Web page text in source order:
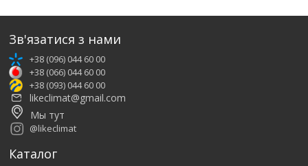
Зв'язатися з нами
+38 (096) 044 60 00
+38 (066) 044 60 00
+38 (093) 044 60 00
likeclimat@gmail.com
Мы тут
@likeclimat
Каталог